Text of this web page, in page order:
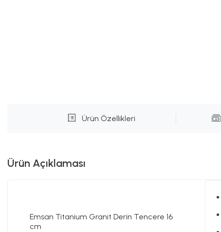
Ürün Özellikleri
Ürün Açıklaması
Emsan Titanium Granit Derin Tencere 16
cm